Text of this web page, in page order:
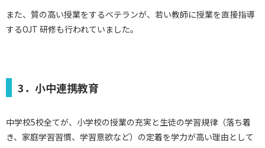
また、質の高い授業をするベテランが、若い教師に授業を直接指導
するOJT 研修も行われていました。
3．小中連携教育
中学校5校全てが、小学校の授業の充実と生徒の学習規律（落ち着
き、家庭学習習慣、学習意欲など）の定着を学力が高い理由として